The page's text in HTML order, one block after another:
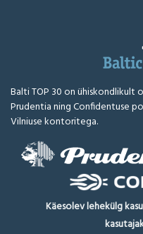
Balti TOP 30 on ühiskondlikult
Prudentia ning Confidentuse
Vilniuse kontoritega.
Käesolev lehekülg